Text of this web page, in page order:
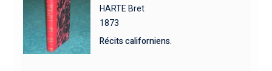
HARTE Bret
1873
Récits californiens.